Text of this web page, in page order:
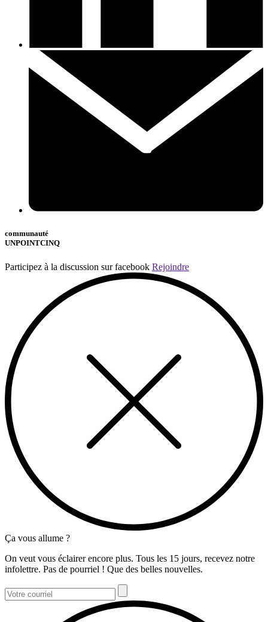
communauté
UNPOINTCINQ
Participez à la discussion sur facebook Rejoindre
Ça vous allume ?
On veut vous éclairer encore plus. Tous les 15 jours, recevez notre
infolettre. Pas de pourriel ! Que des belles nouvelles.